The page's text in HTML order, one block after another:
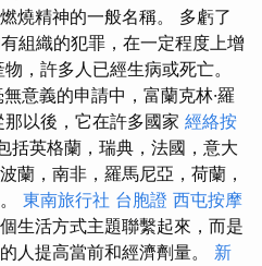
燒精神的一般名稱。 多虧了
組織的犯罪，在一定程度上增
，許多人已經生病或死亡。
意義的申請中，富蘭克林·羅
以後，它在許多國家 經絡按
括英格蘭，瑞典，法國，意大
蘭，南非，羅馬尼亞，荷蘭，
東南旅行社 台胞證 西屯按摩
生活方式主題聯繫起來，而是
人提高當前和經濟劑量。 新